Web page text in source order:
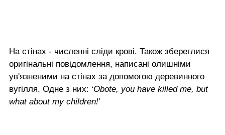
На стінах - численні сліди крові. Також збереглися
оригінальні повідомлення, написані олишніми
ув'язненими на стінах за допомогою деревинного
вугілля. Одне з них: ‘Obote, you have killed me, but
what about my children!’